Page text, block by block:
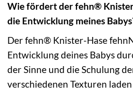
Wie fördert der fehn®
die Entwicklung meines
Der fehn® Knister-Hase
Entwicklung deines Babys
der Sinne und die Schulung
verschiedenen Texturen